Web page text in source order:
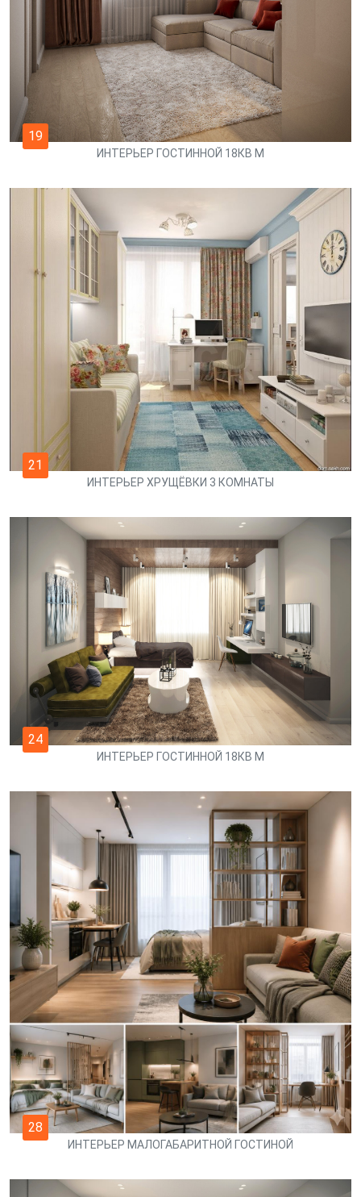
19
ИНТЕРЬЕР ГОСТИННОЙ 18КВ М
21
ИНТЕРЬЕР ХРУЩЁВКИ 3 КОМНАТЫ
24
ИНТЕРЬЕР ГОСТИННОЙ 18КВ М
28
ИНТЕРЬЕР МАЛОГАБАРИТНОЙ ГОСТИНОЙ